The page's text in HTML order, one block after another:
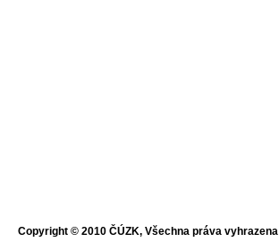
Copyright © 2010 ČÚZK, Všechna práva vyhrazena